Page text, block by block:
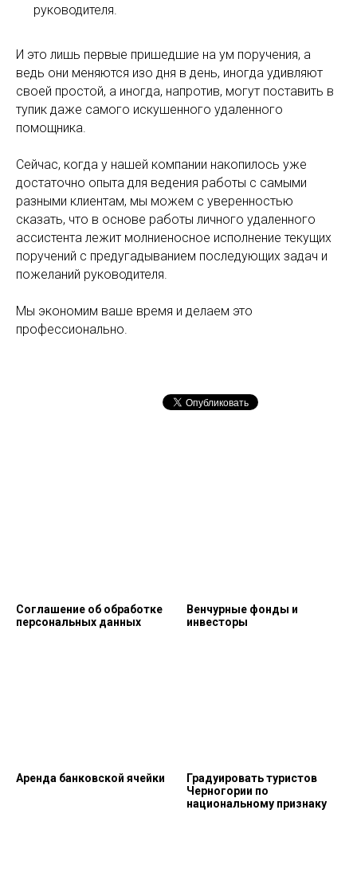
руководителя.
И это лишь первые пришедшие на ум поручения, а
ведь они меняются изо дня в день, иногда удивляют
своей простой, а иногда, напротив, могут поставить в
тупик даже самого искушенного удаленного
помощника.
Сейчас, когда у нашей компании накопилось уже
достаточно опыта для ведения работы с самыми
разными клиентам, мы можем с уверенностью
сказать, что в основе работы личного удаленного
ассистента лежит молниеносное исполнение текущих
поручений с предугадыванием последующих задач и
пожеланий руководителя.
Мы экономим ваше время и делаем это
профессионально.
Соглашение об обработке
персональных данных
Венчурные фонды и
инвесторы
Аренда банковской ячейки
Градуировать туристов
Черногории по
национальному признаку